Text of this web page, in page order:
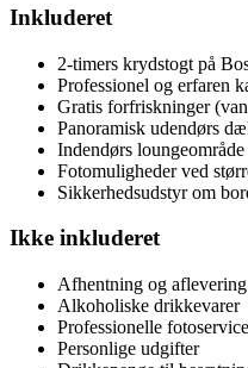
Inkluderet
2-timers krydstogt på
Professionel og erfaren
Gratis forfriskninger
Panoramisk udendørs
Indendørs loungeområde
Fotomuligheder ved
Sikkerhedsudstyr om
Ikke inkluderet
Afhentning og
Alkoholiske drikkevarer
Professionelle
Personlige udgifter